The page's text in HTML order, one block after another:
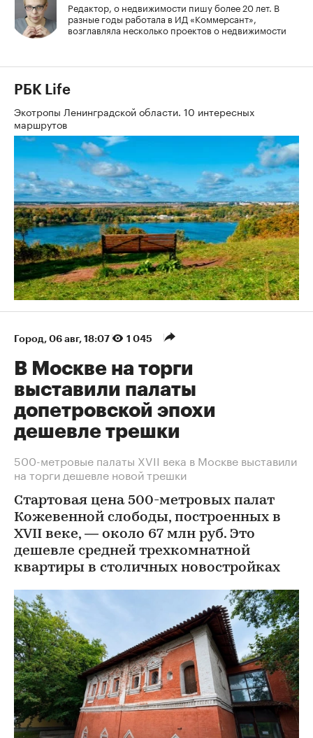
Редактор, о недвижимости пишу более 20 лет. В
разные годы работала в ИД «Коммерсант»,
возглавляла несколько проектов о недвижимости
РБК Life
Экотропы Ленинградской области. 10 интересных
маршрутов
Город 06 авг, 18:07 1 045
В Москве на торги
выставили палаты
допетровской эпохи
дешевле трешки
500-метровые палаты XVII века в Москве выставили
на торги дешевле новой трешки
Стартовая цена 500-метровых палат
Кожевенной слободы, построенных в
XVII веке, — около 67 млн руб. Это
дешевле средней трехкомнатной
квартиры в столичных новостройках